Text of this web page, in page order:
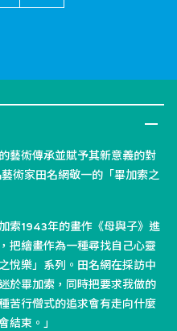
藝術傳承並賦予其新意義的對
術家田名網敬一的「畢加索之
索1943年的畫作《母與子》進
把繪畫作為一種尋找自己心靈
悅樂」系列。田名網在採訪中
於畢加索，同時把要求我做的
苦行僧式的追求會有走向什麼
結束。」